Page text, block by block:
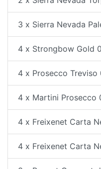
3 x Sierra Nevada
4 x Strongbow Gold
4 x Prosecco Treviso
4 x Martini Prosecco
4 x Freixenet Carta
4 x Freixenet Carta